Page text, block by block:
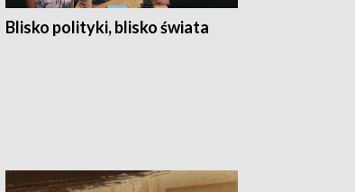
Blisko polityki, blisko świata